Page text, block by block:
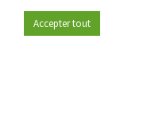
Devenez membre
Adresse postale
Genuastraat 1/41
Accepter tout